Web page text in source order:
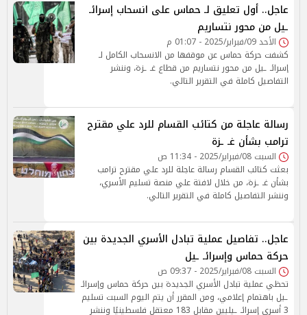
عاجل.. أول تعليق لـ حماس على انسحاب إسرائـ
ـيل من محور نتساريم
الأحد 09/فبراير/2025 - 01:07 م
كشفت حركة حماس عن موقفها من الانسحاب الكامل لـ
إسرائـ ـيل من محور نتساريم من قطاع غـ ـزة، وننشر
التفاصيل كاملة في التقرير التالي.
رسالة عاجلة من كتائب القسام للرد علي مقترح
ترامب بشأن غـ ـزة
السبت 08/فبراير/2025 - 11:34 ص
بعثت كتائب القسام رسالة عاجلة للرد علي مقترح ترامب
بشأن غـ ـزة، من خلال لافتة علي منصة تسليم الأسري،
وننشر التفاصيل كاملة في التقرير التالي.
عاجل.. تفاصيل عملية تبادل الأسري الجديدة بين
حركة حماس وإسرائـ ـيل
السبت 08/فبراير/2025 - 09:37 ص
تحظي عملية تبادل الأسري الجديدة بين حركة حماس وإسرائـ
ـيل باهتمام إعلامي، ومن المقرر أن يتم اليوم السبت تسليم
3 أسري إسرائـ ـيليين مقابل 183 معتقل فلسطينيًا وننشر